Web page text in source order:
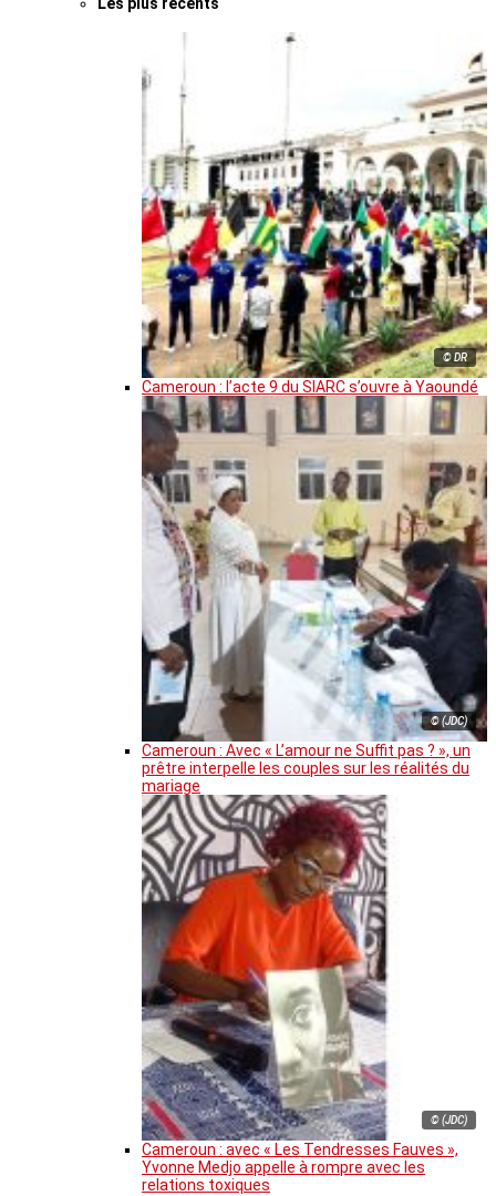
© DR
Cameroun : l’acte 9 du SIARC s’ouvre à Yaoundé
© (JDC)
Cameroun : Avec « L’amour ne Suffit pas ? », un
prêtre interpelle les couples sur les réalités du
mariage
© (JDC)
Cameroun : avec « Les Tendresses Fauves »,
Yvonne Medjo appelle à rompre avec les
relations toxiques